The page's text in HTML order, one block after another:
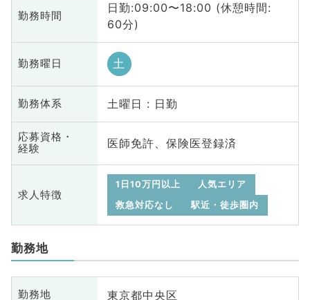
勤務時間
日勤:09:00〜18:00 (休憩時間:
60分)
勤務曜日 土
勤務体系 土曜日 : 日勤
応募資格・
経験
医師免許、保険医登録済
求人特徴
1日10万円以上
人気エリア
救急対応なし
駅近・徒歩圏内
勤務地
勤務地 東京都中央区